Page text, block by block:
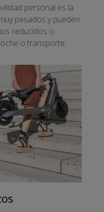
personal es la
pesados y pueden
reducidos o
o transporte